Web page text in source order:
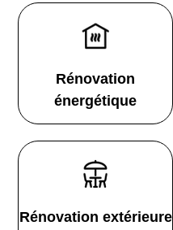
Rénovation
énergétique
Rénovation extérieure